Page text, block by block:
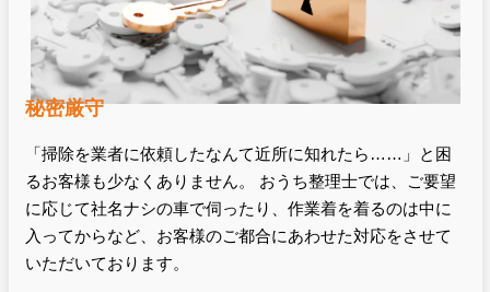
秘密厳守
「掃除を業者に依頼したなんて近所に知れたら……」と困
るお客様も少なくありません。 おうち整理士では、ご要望
に応じて社名ナシの車で伺ったり、作業着を着るのは中に
入ってからなど、お客様のご都合にあわせた対応をさせて
いただいております。